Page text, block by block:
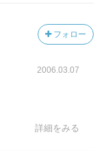
フォロー
2006.03.07
詳細をみる